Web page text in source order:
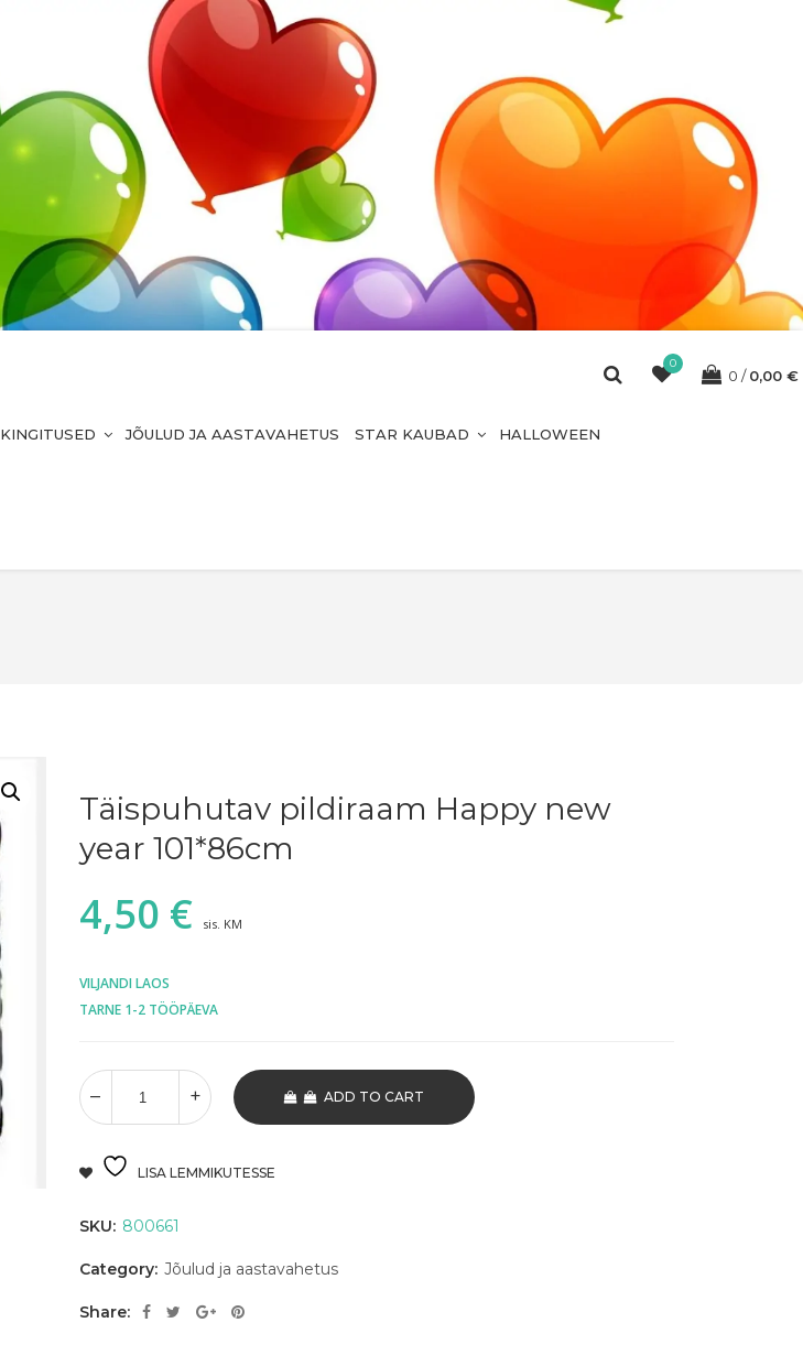
0
0 0,00 €
KINGITUSED JÕULUD JA AASTAVAHETUS STAR KAUBAD HALLOWEEN
Täispuhutav pildiraam Happy new
year 101*86cm
4,50 € sis. KM
VILJANDI LAOS
TARNE 1-2 TÖÖPÄEVA
ADD TO CART
LISA LEMMIKUTESSE
SKU: 800661
Category: Jõulud ja aastavahetus
Share: